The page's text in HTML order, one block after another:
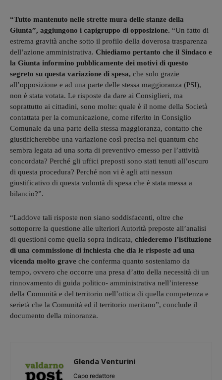
“Tutto mantenuto nelle strette mura delle stanze della
Giunta”, aggiungono i capigruppo di opposizione. “Un fatto di
estrema gravità anche sotto il profilo della doverosa trasparenza
dell’azione amministrativa. Chiediamo pertanto che il Sindaco e
la Giunta informino pubblicamente dei motivi di questo
segreto su questa variazione di spesa, che solo grazie
all’opposizione e ad una parte delle stessa maggioranza (PSI),
non è stata votata. Le risposte da dare ai Consiglieri, ma
soprattutto ai cittadini, sono molte: quale è il nome della Società
contattata per la comunicazione, come riferito in Consiglio
Comunale da una parte della stessa maggioranza, contatto che
giustificherebbe una variazione così precisa nel quantum che
sembra legata ad una sorta di preventivo emesso per l’attività
concordata? Perché gli uffici preposti sono stati tenuti all’oscuro
di questa procedura? Perché non vi è agli atti nessun
giustificativo di questa volontà di spesa che è stata messa a
bilancio?”.
“Laddove tali risposte non siano soddisfacenti, oltre che
sottoporre la questione alle ulteriori Autorità preposte all’analisi
di questioni come quella sopra indicata, chiederemo l’istituzione
di una commissione di inchiesta che dia le risposte ad una
vicenda molto grave che conferma quanto sosteniamo da
tempo, ovvero che occorre una presa d’atto della necessità di un
rinnovamento di guida politico- amministrativa nell’interesse
della Comunità e del territorio nell’ottica di quella competenza e
serietà che la Comunità ed il territorio meritano”, conclude il
documento della minoranza.
Glenda Venturini
Capo redattore